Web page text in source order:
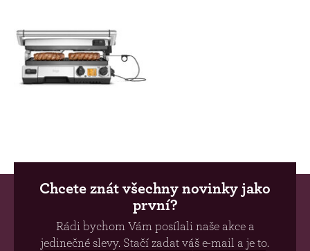
Chcete znát všechny novinky jako
první?
Rádi bychom Vám posílali naše akce a
jedinečné slevy. Stačí zadat váš e-mail a je to.